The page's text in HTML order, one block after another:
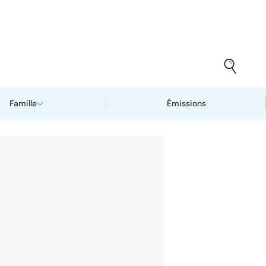
Famille Émissions